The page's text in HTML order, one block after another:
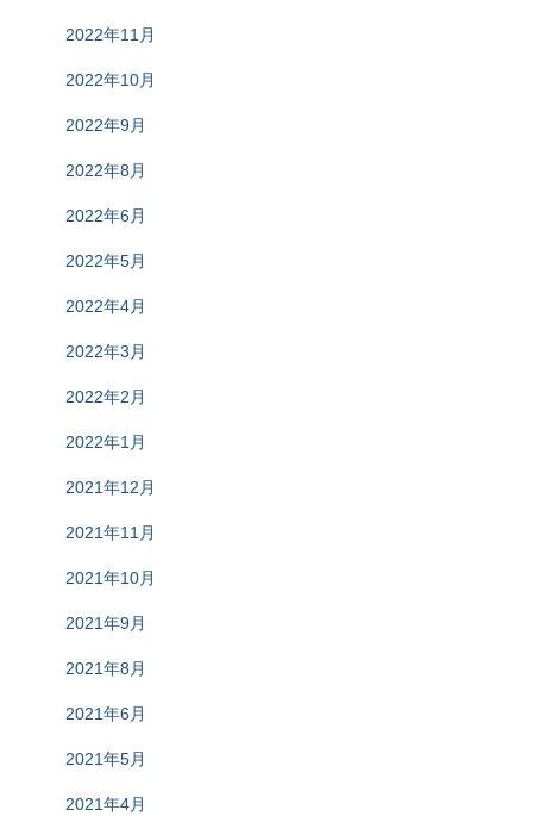
2022年11月
2022年10月
2022年9月
2022年8月
2022年6月
2022年5月
2022年4月
2022年3月
2022年2月
2022年1月
2021年12月
2021年11月
2021年10月
2021年9月
2021年8月
2021年6月
2021年5月
2021年4月